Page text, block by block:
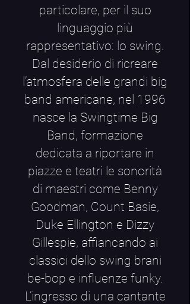
particolare, per il suo
linguaggio più
rappresentativo: lo swing.
Dal desiderio di ricreare
l’atmosfera delle grandi big
band americane, nel 1996
nasce la Swingtime Big
Band, formazione
dedicata a riportare in
piazze e teatri le sonorità
di maestri come Benny
Goodman, Count Basie,
Duke Ellington e Dizzy
Gillespie, affiancando ai
classici dello swing brani
be-bop e influenze funky.
L’ingresso di una cantante